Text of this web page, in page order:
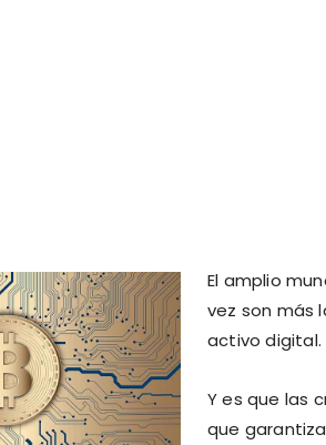
El amplio
vez son más
activo digital.
Y es que las
que